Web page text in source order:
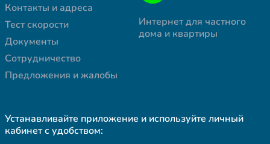
Контакты и адреса
Тест скорости
Документы
Сотрудничество
Предложения и жалобы
Интернет для частного
дома и квартиры
Устанавливайте приложение и используйте личный
кабинет с удобством: